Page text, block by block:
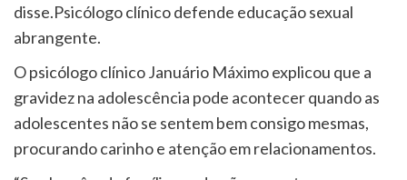
disse.Psicólogo clínico defende educação sexual
abrangente.
O psicólogo clínico Januário Máximo explicou que a
gravidez na adolescência pode acontecer quando as
adolescentes não se sentem bem consigo mesmas,
procurando carinho e atenção em relacionamentos.